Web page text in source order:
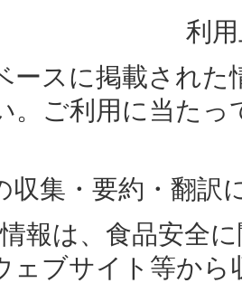
利
ースに掲載された
。ご利用に当た
集・要約・翻訳
報は、食品安全
ェブサイト等か